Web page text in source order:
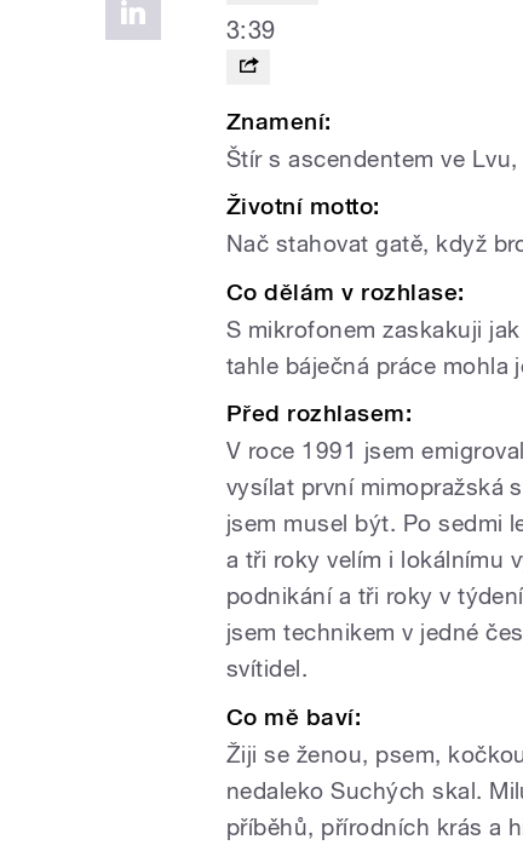
3:39
Znamení:
Štír s ascendentem ve
Životní motto:
Nač stahovat gatě, když
Co dělám v rozhlase:
S mikrofonem zaskakuji
tahle báječná práce mohla
Před rozhlasem:
V roce 1991 jsem
vysílat první mimopražská
jsem musel být. Po sedmi
a tři roky velím i lokálnímu
podnikání a tři roky v
jsem technikem v jedné
svítidel.
Co mě baví:
Žiji se ženou, psem,
nedaleko Suchých skal.
příběhů, přírodních krás a